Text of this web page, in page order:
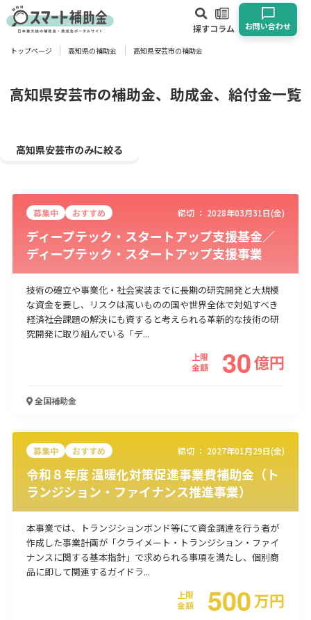
探すコラム お問い合わせ
対象
物流・運輸業 製造業 情報通信業 卸売･小売業
飲食業
建設･不動産業
サービス業 医療･福祉 農業･林業
漁業
宿泊･旅館業
その他
使い道
海外展開 設備投資
IT導入
特許・知的財産
起業・創業
トップページ 高知県の補助金 高知県安芸市の補助金
高知県安芸市の補助金、助成金、給付金一覧
高知県安芸市のみに絞る
募集中 おすすめ 締切 ： 2028年03月31日(金)
ディープテック・スタートアップ支援基金／
ディープテック・スタートアップ支援事業
技術の確立や事業化・社会実装までに長期の研究開発と大規模
な資金を要し、リスクは高いものの国や世界全体で対処すべき
経済社会課題の解決にも資すると考えられる革新的な技術の研
究開発に取り組んでいる「デ...
上限
金額
30億円
全国補助金
募集中 おすすめ 締切 ： 2027年01月29日(金)
令和８年度 温暖化対策促進事業費補助金（ト
ランジション・ファイナンス推進事業）
本事業では、トランジションボンド等にて資金調達を行う者が
作成した事業計画が「クライメート・トランジション・ファイ
ナンスに関する基本指針」で求められる事項を満たし、個別商
品に即して関連するガイドラ...
上限
金額
500万円